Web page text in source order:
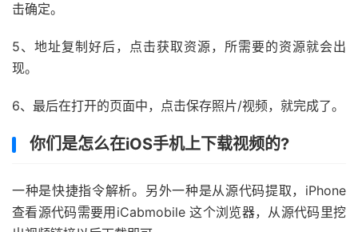
击确定。
5、地址复制好后，点击获取资源，所需要的资源就会出
现。
6、最后在打开的页面中，点击保存照片/视频，就完成了。
你们是怎么在iOS手机上下载视频的?
一种是快捷指令解析。另外一种是从源代码提取，iPhone
查看源代码需要用iCabmobile 这个浏览器，从源代码里挖